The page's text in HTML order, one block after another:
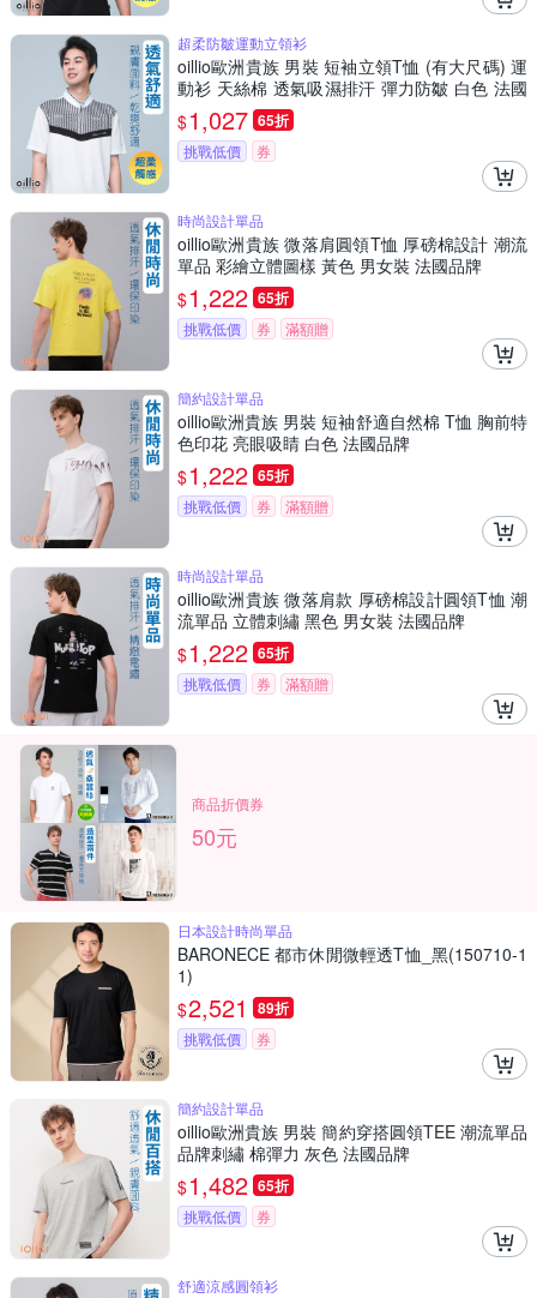
超柔防皺運動立領衫
oillio歐洲貴族 男裝 短袖立領T恤 (有大尺碼) 運
動衫 天絲棉 透氣吸濕排汗 彈力防皺 白色 法國
品牌
$1,027 65折
挑戰低價 券
時尚設計單品
oillio歐洲貴族 微落肩圓領T恤 厚磅棉設計 潮流
單品 彩繪立體圖樣 黃色 男女裝 法國品牌
$1,222 65折
挑戰低價 券 滿額贈
簡約設計單品
oillio歐洲貴族 男裝 短袖舒適自然棉 T恤 胸前特
色印花 亮眼吸睛 白色 法國品牌
$1,222 65折
挑戰低價 券 滿額贈
時尚設計單品
oillio歐洲貴族 微落肩款 厚磅棉設計圓領T恤 潮
流單品 立體刺繡 黑色 男女裝 法國品牌
$1,222 65折
挑戰低價 券 滿額贈
商品折價券
50元
日本設計時尚單品
BARONECE 都市休閒微輕透T恤_黑(150710-1
1)
$2,521 89折
挑戰低價 券
簡約設計單品
oillio歐洲貴族 男裝 簡約穿搭圓領TEE 潮流單品
品牌刺繡 棉彈力 灰色 法國品牌
$1,482 65折
挑戰低價 券
舒適涼感圓領衫